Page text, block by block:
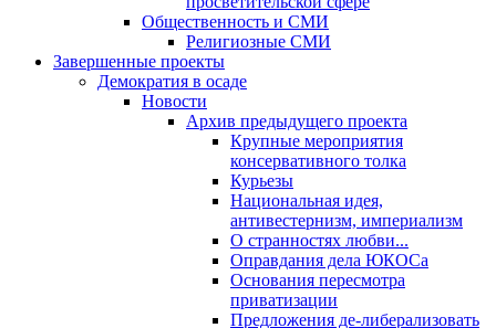
Общественность и СМИ
Религиозные СМИ
Завершенные проекты
Демократия в осаде
Новости
Архив предыдущего проекта
Крупные мероприятия
консервативного толка
Курьезы
Национальная идея,
антивестернизм, империализм
О странностях любви...
Оправдания дела ЮКОСа
Основания пересмотра
приватизации
Предложения де-либерализовать